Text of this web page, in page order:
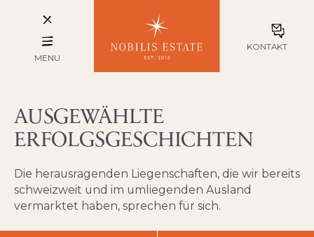
MENU
KONTAKT
AUSGEWÄHLTE
ERFOLGSGESCHICHTEN
Die herausragenden Liegenschaften, die wir bereits
schweizweit und im um­lie­genden Ausland
vermarktet haben, sprechen für sich.